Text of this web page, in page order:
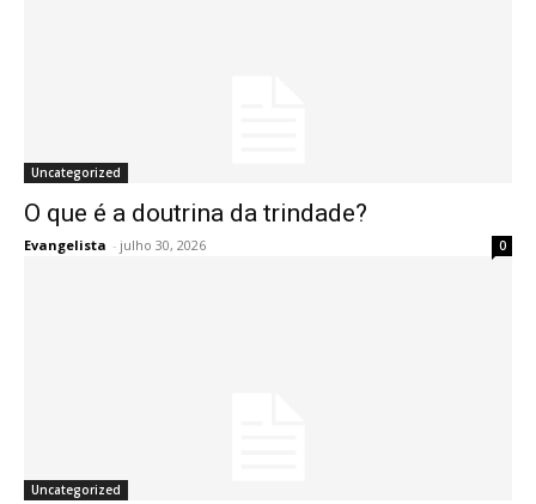
Uncategorized
O que é a doutrina da trindade?
Evangelista - julho 30, 2026 0
Uncategorized